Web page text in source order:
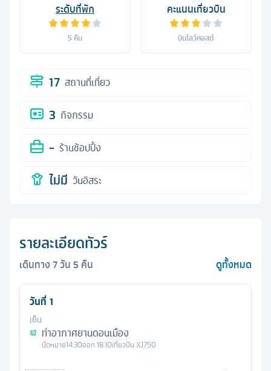
ระดับที่พัก
5 คืน
คะแนนเที่ยวบิน
บินโลว์คอสต์
17 สถานที่เที่ยว
3 กิจกรรม
- ร้านช้อปปิ้ง
ไม่มี วันอิสระ
รายละเอียดทัวร์
เดินทาง7วัน5 คืน ดูทั้งหมด
วันที่ 1
เย็น
ท่าอากาศยานดอนเมือง
นัดหมาย14.30ออก18.10เที่ยวบิน XJ750